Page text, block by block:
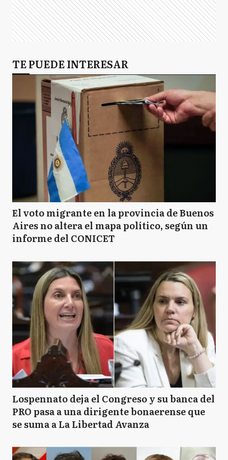
TE PUEDE INTERESAR
El voto migrante en la provincia de Buenos
Aires no altera el mapa político, según un
informe del CONICET
Lospennato deja el Congreso y su banca del
PRO pasa a una dirigente bonaerense que
se suma a La Libertad Avanza